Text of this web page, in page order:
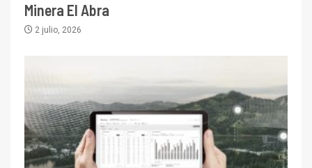
Minera El Abra
2 julio, 2026